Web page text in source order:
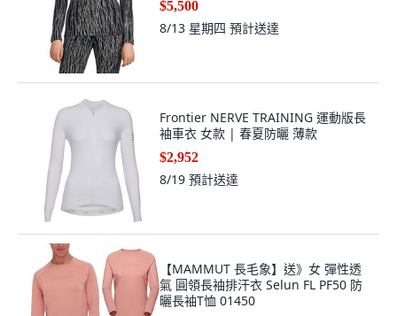
$5,500
8/13 星期四 預計送達
Frontier NERVE TRAINING 運動版長
袖車衣 女款 | 春夏防曬 薄款
$2,952
8/19 預計送達
【MAMMUT 長毛象】送》女 彈性透
氣 圓領長袖排汗衣 Selun FL PF50 防
曬長袖T恤 01450